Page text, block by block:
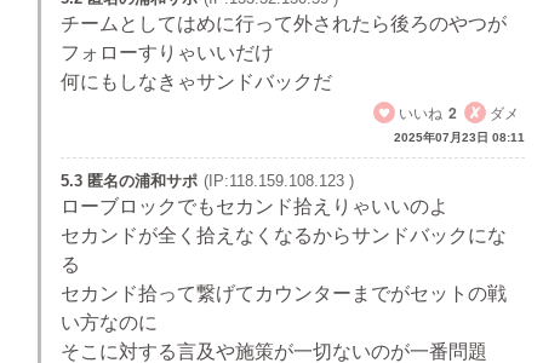
チームとしてはめに行って外されたら後ろのやつが
フォローすりゃいいだけ
何にもしなきゃサンドバックだ
いいね 2 ダメ
2025年07月23日 08:11
5.3 匿名の浦和サポ (IP:118.159.108.123 )
ローブロックでもセカンド拾えりゃいいのよ
セカンドが全く拾えなくなるからサンドバックにな
る
セカンド拾って繋げてカウンターまでがセットの戦
い方なのに
そこに対する言及や施策が一切ないのが一番問題